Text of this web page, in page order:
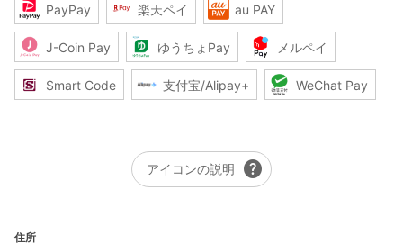
PayPay 楽天ペイ au PAY
J-Coin Pay ゆうちょPay メルペイ
Smart Code 支付宝/Alipay+ WeChat Pay
アイコンの説明 help
住所